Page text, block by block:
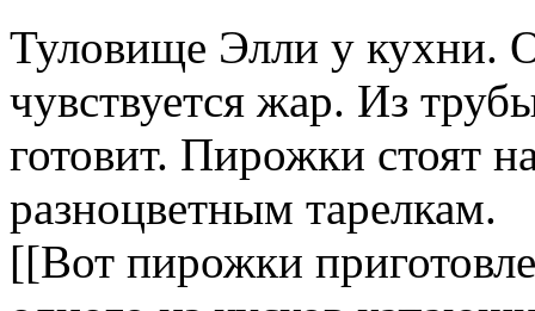
Туловище Элли у кухни.
чувствуется жар. Из
готовит. Пирожки стоят
разноцветным тарелкам.
[[Вот пирожки